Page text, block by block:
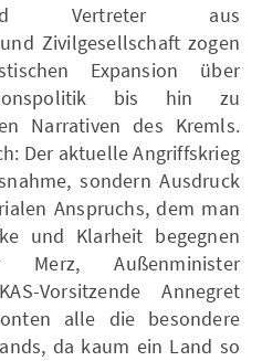
Vertreter aus
Zivilgesellschaft zogen
Expansion über
bis hin zu
Narrativen des Kremls.
Der aktuelle Angriffskrieg
sondern Ausdruck
Anspruchs, dem man
und Klarheit begegnen
Merz, Außenminister
Vorsitzende Annegret
alle die besondere
da kaum ein Land so